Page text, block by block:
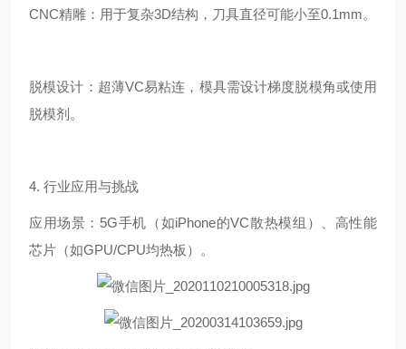
CNC精雕：用于复杂3D结构，刀具直径可能小至0.1mm。
脱模设计：超薄VC易粘连，模具需设计梯度脱模角或使用
脱模剂。
4. 行业应用与挑战
应用场景：5G手机（如iPhone的VC散热模组）、高性能
芯片（如GPU/CPU均热板）。